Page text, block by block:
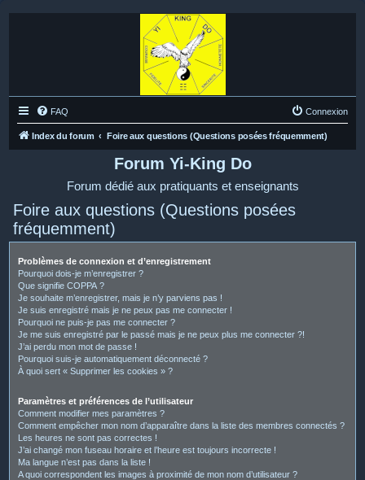
FAQ Connexion
Index du forum Foire aux questions (Questions posées fréquemment)
Forum Yi-King Do
Forum dédié aux pratiquants et enseignants
Foire aux questions (Questions posées
fréquemment)
Problèmes de connexion et d’enregistrement
Pourquoi dois-je m’enregistrer ?
Que signifie COPPA ?
Je souhaite m’enregistrer, mais je n’y parviens pas !
Je suis enregistré mais je ne peux pas me connecter !
Pourquoi ne puis-je pas me connecter ?
Je me suis enregistré par le passé mais je ne peux plus me connecter ?!
J’ai perdu mon mot de passe !
Pourquoi suis-je automatiquement déconnecté ?
À quoi sert « Supprimer les cookies » ?
Paramètres et préférences de l’utilisateur
Comment modifier mes paramètres ?
Comment empêcher mon nom d’apparaître dans la liste des membres connectés ?
Les heures ne sont pas correctes !
J’ai changé mon fuseau horaire et l’heure est toujours incorrecte !
Ma langue n’est pas dans la liste !
A quoi correspondent les images à proximité de mon nom d’utilisateur ?